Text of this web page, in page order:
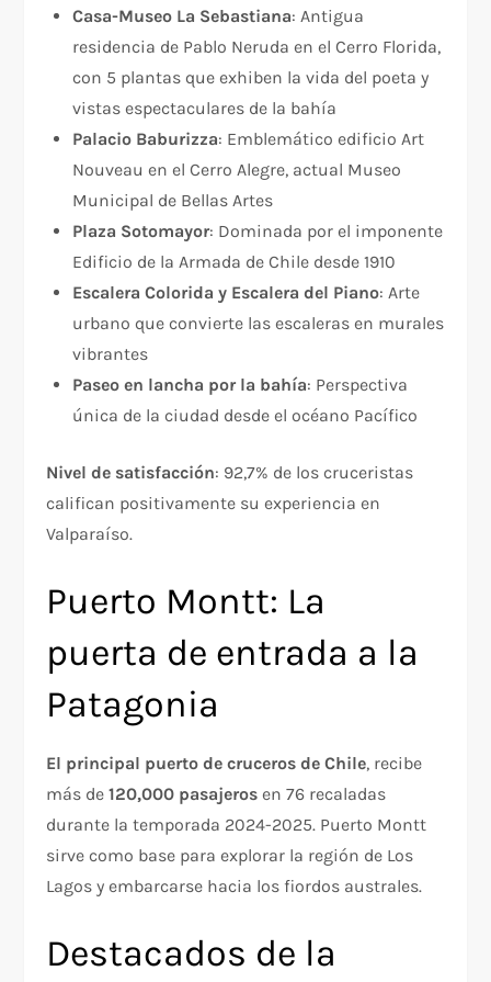
Casa-Museo La Sebastiana: Antigua
residencia de Pablo Neruda en el Cerro Florida,
con 5 plantas que exhiben la vida del poeta y
vistas espectaculares de la bahía
Palacio Baburizza: Emblemático edificio Art
Nouveau en el Cerro Alegre, actual Museo
Municipal de Bellas Artes
Plaza Sotomayor: Dominada por el imponente
Edificio de la Armada de Chile desde 1910
Escalera Colorida y Escalera del Piano: Arte
urbano que convierte las escaleras en murales
vibrantes
Paseo en lancha por la bahía: Perspectiva
única de la ciudad desde el océano Pacífico
Nivel de satisfacción: 92,7% de los cruceristas
califican positivamente su experiencia en
Valparaíso.
Puerto Montt: La
puerta de entrada a la
Patagonia
El principal puerto de cruceros de Chile, recibe
más de120,000 pasajeros en 76 recaladas
durante la temporada 2024-2025. Puerto Montt
sirve como base para explorar la región de Los
Lagos y embarcarse hacia los fiordos australes.
Destacados de la